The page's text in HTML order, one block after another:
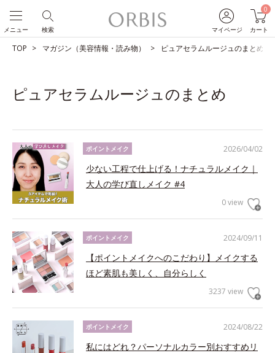
マイページ
0
カート
検索
メニュー
TOP マガジン（美容情報・読み物） ピュアセラムルージュのまとめ
ピュアセラムルージュのまとめ
2026/04/02
ポイントメイク
少ない工程で仕上げる！ナチュラルメイク｜
大人の学び直しメイク #4
0 view
2024/09/11
ポイントメイク
【ポイントメイクへのこだわり】メイクする
ほど素肌も美しく、自分らしく
3237 view
2024/08/22
ポイントメイク
私にはどれ？パーソナルカラー別おすすめリ